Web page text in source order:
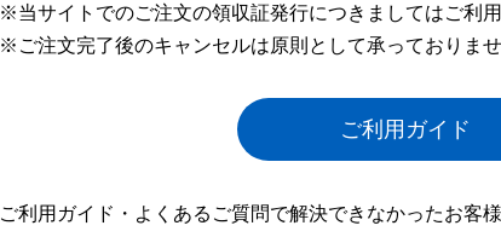
※当サイトでのご注文の領収証発行につきましてはご利
※ご注文完了後のキャンセルは原則として承っておりま
ご利用ガイド
ご利用ガイド・よくあるご質問で解決できなかったお客